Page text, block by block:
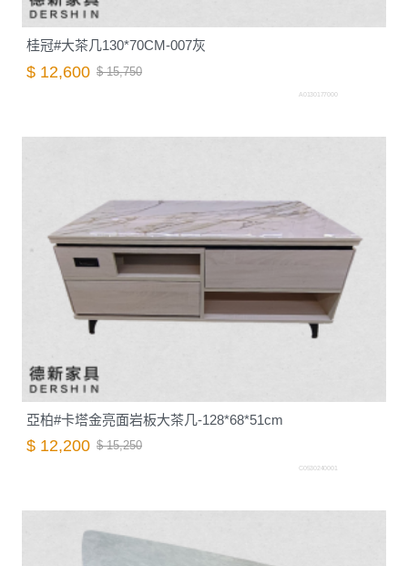
桂冠#大茶几130*70CM-007灰
$ 12,600 $ 15,750
A0130177000
亞柏#卡塔金亮面岩板大茶几-128*68*51cm
$ 12,200 $ 15,250
C0530240001